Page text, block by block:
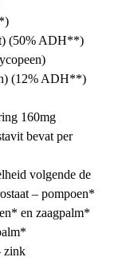
(50% ADH**)
(12% ADH**)
160mg
bevat per
volgende de
– pompoen*
en zaagpalm*
zink